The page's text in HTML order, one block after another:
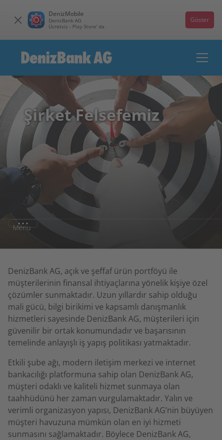
DenizMobile
DenizBank AG
Ücretsiz - Play Store' da
Göster
Şirket Felsefemiz
Menu
DenizBank AG, açık ve şeffaf ürün portföyü ile
müşterilerinin finansal ihtiyaçlarına yönelik kişiye özel
çözümler sunmaktadır. Uzun yıllardır sahip olduğu
mali gücü, bilgi birikimi ve kapsamlı danışmanlık
hizmetleri sayesinde DenizBank AG, müşterileri için
güvenilir bir ortak konumundadır ve başarısının
temelinde anlayışlı iş yapış politikası yatmaktadır.
Etkili şube ağı, modern iletişim merkezi ve internet
bankacılığı platformuna sahip olan DenizBank AG,
müşteri odaklı ve kaliteli hizmet sunmaya olan
taahhüdünü her zaman vurgulamaktadır. Yalın ve
verimli organizasyon yapısı, DenizBank AG’nin büyüyen
müşteri havuzuna mümkün olan en iyi hizmeti
sunmasını sağlamaktadır. Böylece DenizBank AG,